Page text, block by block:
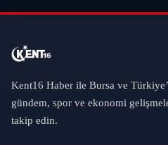
Kent16 Haber ile Bursa ve
gündem, spor ve ekonomi
takip edin.